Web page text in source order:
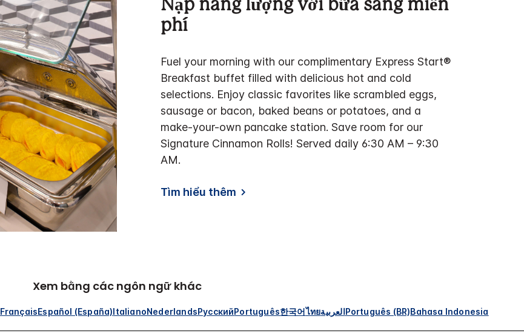
Nạp năng lượng với bữa sáng miễn
phí
Fuel your morning with our complimentary Express Start®
Breakfast buffet filled with delicious hot and cold
selections. Enjoy classic favorites like scrambled eggs,
sausage or bacon, baked beans or potatoes, and a
make-your-own pancake station. Save room for our
Signature Cinnamon Rolls! Served daily 6:30 AM – 9:30
AM.
Tìm hiểu thêm
Xem bằng các ngôn ngữ khác
FrançaisEspañol (España)ItalianoNederlandsРусскийPortuguês한국어ไทยالعربيةPortuguês (BR)Bahasa Indonesia